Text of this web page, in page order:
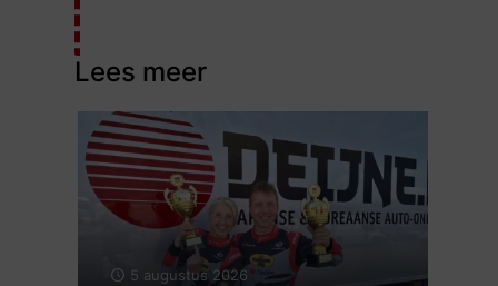
Lees meer
5 augustus 2026